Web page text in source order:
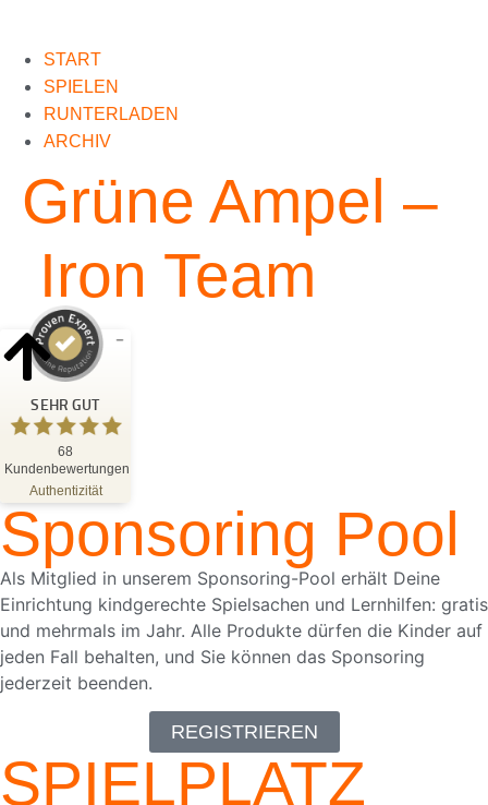
START
SPIELEN
RUNTERLADEN
ARCHIV
Grüne Ampel –
Iron Team
SEHR GUT
68
Kundenbewertungen
Authentizität
Kundenbewertungen und Erfahrungen zu
Blattwerk Media GmbH
SEHR GUT
4,81
/
5,00
68
Bewertungen auf ProvenExpert.com
Blick aufs ProvenExpert-Profil werfen
18.05.2026
Sponsoring Pool
Als Mitglied in unserem Sponsoring-Pool erhält Deine
Einrichtung kindgerechte Spielsachen und Lernhilfen: gratis
und mehrmals im Jahr. Alle Produkte dürfen die Kinder auf
jeden Fall behalten, und Sie können das Sponsoring
jederzeit beenden.
REGISTRIEREN
SPIELPLATZ